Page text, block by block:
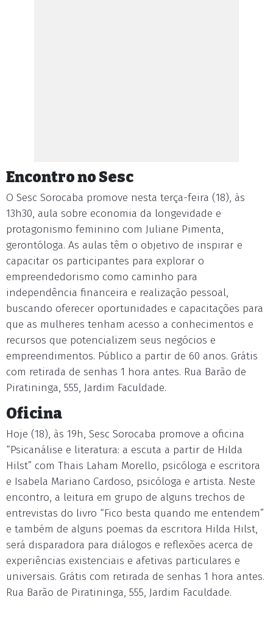
Encontro no Sesc
O Sesc Sorocaba promove nesta terça-feira (18), às
13h30, aula sobre economia da longevidade e
protagonismo feminino com Juliane Pimenta,
gerontóloga. As aulas têm o objetivo de inspirar e
capacitar os participantes para explorar o
empreendedorismo como caminho para
independência financeira e realização pessoal,
buscando oferecer oportunidades e capacitações para
que as mulheres tenham acesso a conhecimentos e
recursos que potencializem seus negócios e
empreendimentos. Público a partir de 60 anos. Grátis
com retirada de senhas 1 hora antes. Rua Barão de
Piratininga, 555, Jardim Faculdade.
Oficina
Hoje (18), às 19h, Sesc Sorocaba promove a oficina
“Psicanálise e literatura: a escuta a partir de Hilda
Hilst” com Thais Laham Morello, psicóloga e escritora
e Isabela Mariano Cardoso, psicóloga e artista. Neste
encontro, a leitura em grupo de alguns trechos de
entrevistas do livro “Fico besta quando me entendem”
e também de alguns poemas da escritora Hilda Hilst,
será disparadora para diálogos e reflexões acerca de
experiências existenciais e afetivas particulares e
universais. Grátis com retirada de senhas 1 hora antes.
Rua Barão de Piratininga, 555, Jardim Faculdade.